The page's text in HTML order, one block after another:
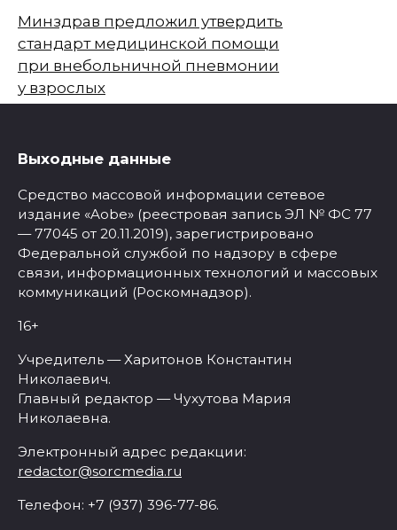
Минздрав предложил утвердить
стандарт медицинской помощи
при внебольничной пневмонии
у взрослых
Выходные данные
Средство массовой информации сетевое
издание «Aobe» (реестровая запись ЭЛ № ФС 77
— 77045 от 20.11.2019), зарегистрировано
Федеральной службой по надзору в сфере
связи, информационных технологий и массовых
коммуникаций (Роскомнадзор).
16+
Учредитель — Харитонов Константин
Николаевич.
Главный редактор — Чухутова Мария
Николаевна.
Электронный адрес редакции:
redactor@sorcmedia.ru
Телефон: +7 (937) 396-77-86.